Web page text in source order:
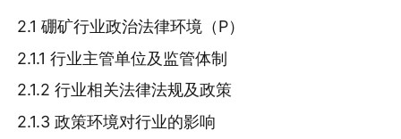
2.1 硼矿行业政治法律环境（P）
2.1.1 行业主管单位及监管体制
2.1.2 行业相关法律法规及政策
2.1.3 政策环境对行业的影响